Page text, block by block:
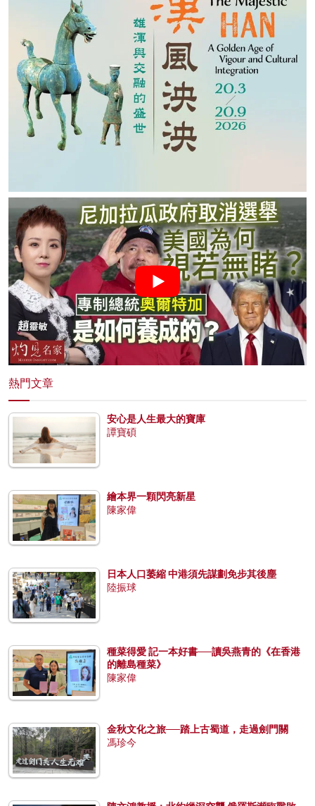
熱門文章
安心是人生最大的寶庫
譚寶碩
繪本界一顆閃亮新星
陳家偉
日本人口萎縮 中港須先謀劃免步其後塵
陸振球
種菜得愛 記一本好書──讀吳燕青的《在香港
的離島種菜》
陳家偉
金秋文化之旅──踏上古蜀道，走過劍門關
馮珍今